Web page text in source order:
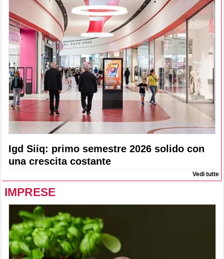
Igd Siiq: primo semestre 2026 solido con
una crescita costante
Vedi tutte
IMPRESE